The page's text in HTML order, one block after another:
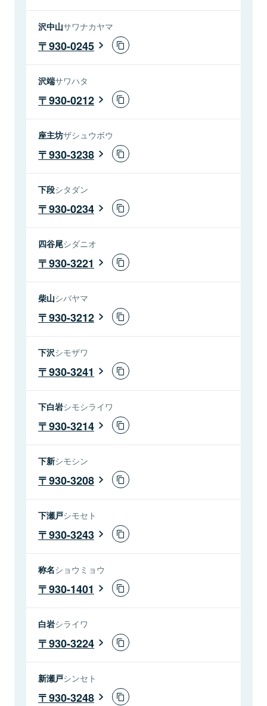
沢中山サワナカヤマ
930-0245
沢端サワハタ
930-0212
座主坊ザシュウボウ
930-3238
下段シタダン
930-0234
四谷尾シダニオ
930-3221
柴山シバヤマ
930-3212
下沢シモザワ
930-3241
下白岩シモシライワ
930-3214
下新シモシン
930-3208
下瀬戸シモセト
930-3243
称名ショウミョウ
930-1401
白岩シライワ
930-3224
新瀬戸シンセト
930-3248